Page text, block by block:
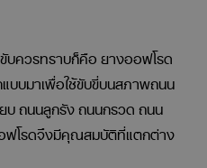
บควรทราบก็คือ ยางออฟโรด
บบมาเพื่อใช้ขับขี่บนสภาพถนน
บ ถนนลูกรัง ถนนกรวด ถนน
ฟโรดจึงมีคุณสมบัติที่แตกต่าง